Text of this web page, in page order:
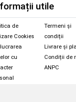
utile
de
Cookies
cu
Termeni și
condiții
Livrare și
Condiții de
ANPC